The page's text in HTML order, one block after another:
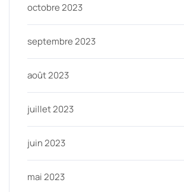
octobre 2023
septembre 2023
août 2023
juillet 2023
juin 2023
mai 2023